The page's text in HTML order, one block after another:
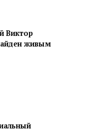
Виктор
живым